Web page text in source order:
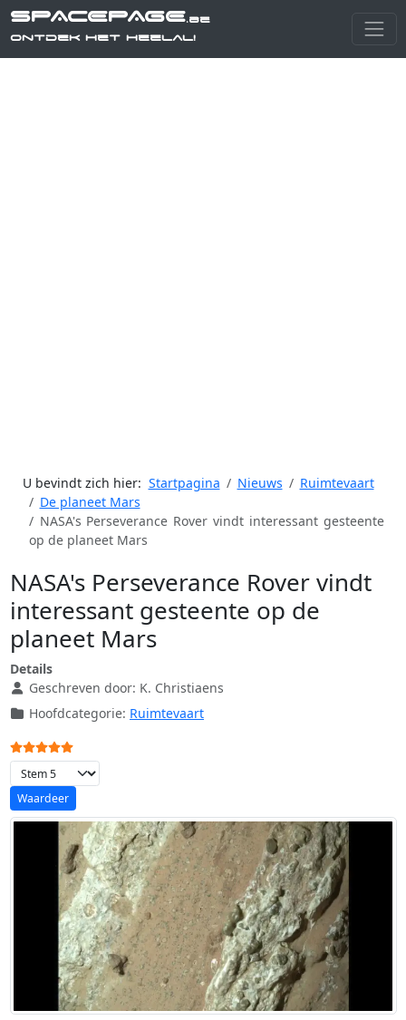
SPACEPAGE.be
Ontdek het heelal!
U bevindt zich hier: Startpagina Nieuws
Ruimtevaart
De planeet Mars
NASA's Perseverance Rover vindt interessant gesteente
op de planeet Mars
NASA's Perseverance Rover vindt
interessant gesteente op de
planeet Mars
Details
Geschreven door: K. Christiaens
Hoofdcategorie: Ruimtevaart
Gebruikerswaardering:
Voeg waardering toe